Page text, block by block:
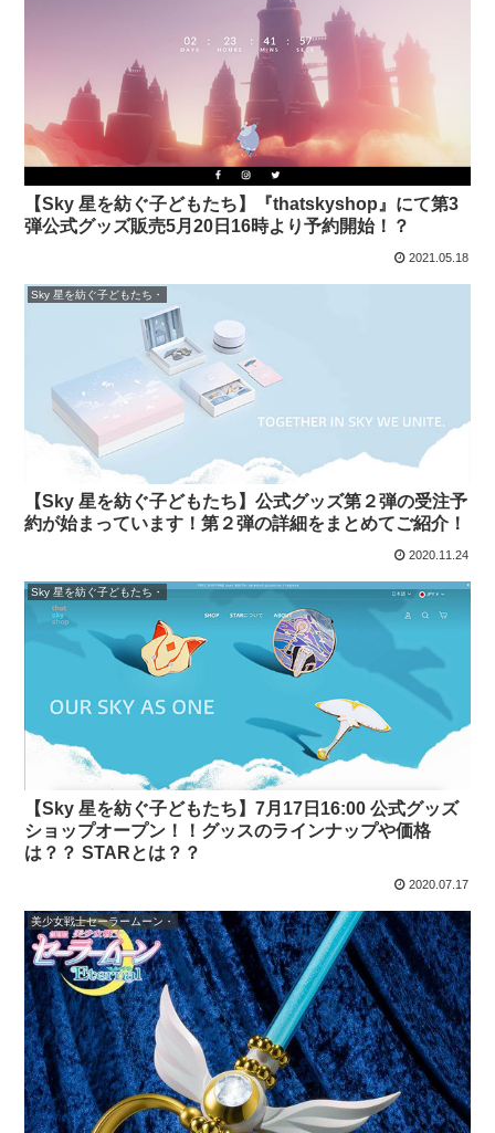
【Sky 星を紡ぐ子どもたち】『thatskyshop』にて第3
弾公式グッズ販売5月20日16時より予約開始！？
2021.05.18
Sky 星を紡ぐ子どもたち・
【Sky 星を紡ぐ子どもたち】公式グッズ第２弾の受注予
約が始まっています！第２弾の詳細をまとめてご紹介！
2020.11.24
Sky 星を紡ぐ子どもたち・
【Sky 星を紡ぐ子どもたち】7月17日16:00 公式グッズ
ショップオープン！！グッスのラインナップや価格
は？？ STARとは？？
2020.07.17
美少女戦士セーラームーン・